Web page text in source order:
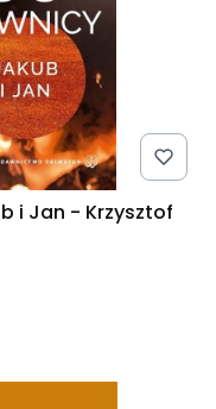
i Jan - Krzysztof